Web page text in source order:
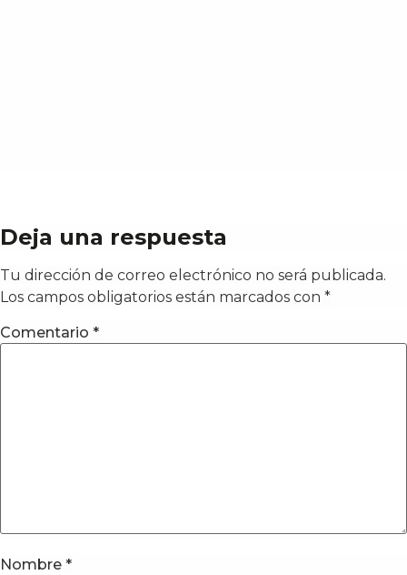
Deja una respuesta
Tu dirección de correo electrónico no será publicada.
Los campos obligatorios están marcados con *
Comentario *
Nombre *